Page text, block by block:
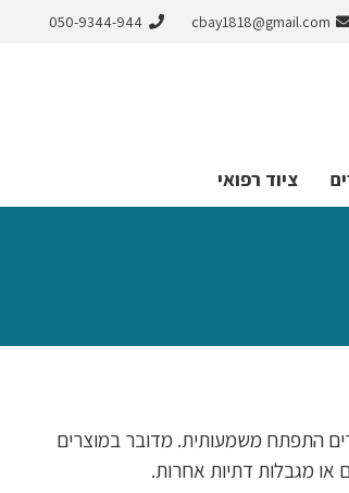
cbay1818@gmail.com
050-9344-944
ציוד רפואי
התפתח משמעותית. מדובר במוצרים
או מגבלות דתיות אחרות.